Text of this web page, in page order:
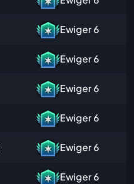
Ewiger6
Ewiger6
Ewiger6
Ewiger6
Ewiger6
Ewiger6